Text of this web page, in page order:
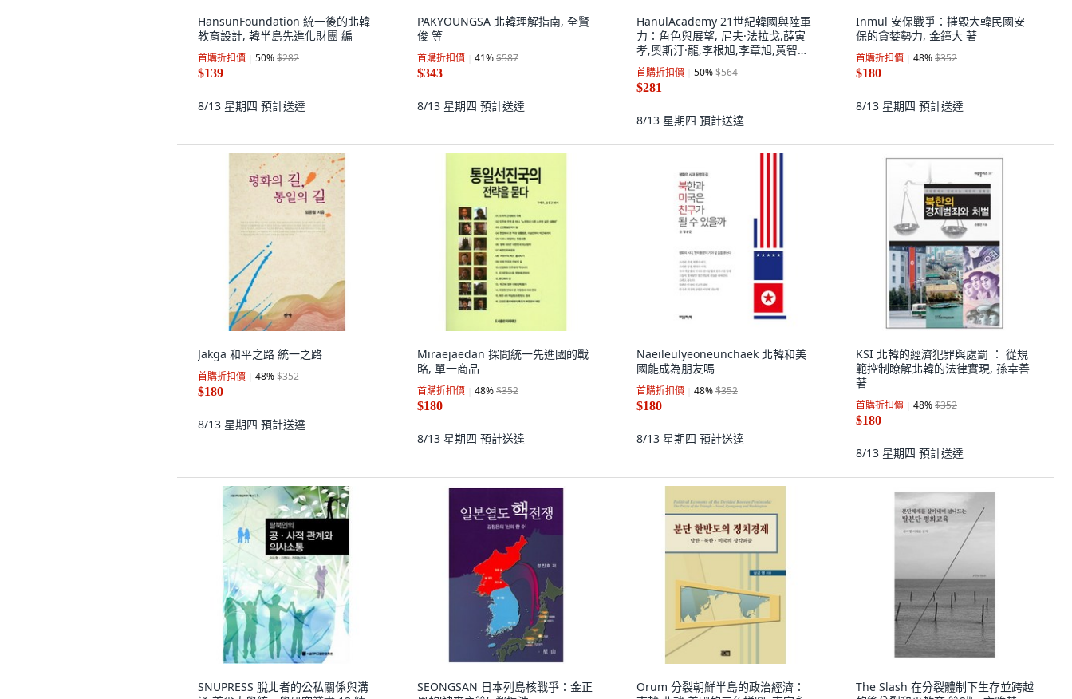
HansunFoundation 統一後的北韓
教育設計, 韓半島先進化財團 編
首購折扣價 50%$282
$139
8/13 星期四 預計送達
PAKYOUNGSA 北韓理解指南, 全賢
俊 等
首購折扣價 41%$587
$343
8/13 星期四 預計送達
HanulAcademy 21世紀韓國與陸軍
力：角色與展望, 尼夫·法拉戈,薛寅
孝,奧斯汀·龍,李根旭,李章旭,黃智煥
共著/李根旭 編
首購折扣價 50%$564
$281
8/13 星期四 預計送達
Inmul 安保戰爭：摧毀大韓民國安
保的貪婪勢力, 金鐘大 著
首購折扣價 48%$352
$180
8/13 星期四 預計送達
Jakga 和平之路 統一之路
首購折扣價 48%$352
$180
8/13 星期四 預計送達
Miraejaedan 探問統一先進國的戰
略, 單一商品
首購折扣價 48%$352
$180
8/13 星期四 預計送達
Naeileulyeoneunchaek 北韓和美
國能成為朋友嗎
首購折扣價 48%$352
$180
8/13 星期四 預計送達
KSI 北韓的經濟犯罪與處罰 ： 從規
範控制瞭解北韓的法律實現, 孫幸善
著
首購折扣價 48%$352
$180
8/13 星期四 預計送達
SNUPRESS 脫北者的公私關係與溝
SEONGSAN 日本列島核戰爭：金正
Orum 分裂朝鮮半島的政治經濟：
The Slash 在分裂體制下生存並跨越